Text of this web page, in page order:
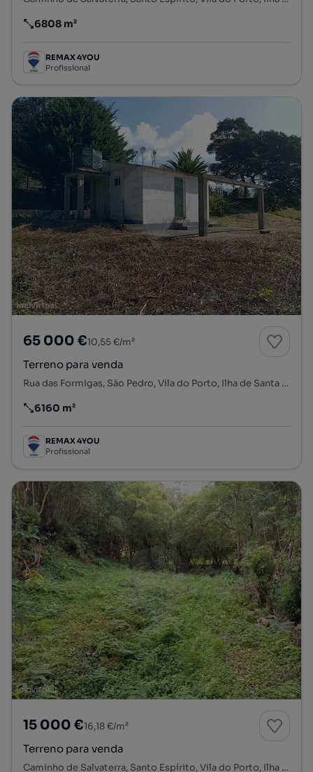
Preço por metro quadrado
6808 m²
REMAX 4YOU
Profissional
65 000 €10,55 €/m²
Terreno para venda
Rua das Formigas, São Pedro, Vila do Porto, Ilha de Santa Maria
Preço por metro quadrado
6160 m²
REMAX 4YOU
Profissional
15 000 €16,18 €/m²
Terreno para venda
Caminho de Salvaterra, Santo Espírito, Vila do Porto, Ilha de Santa Maria